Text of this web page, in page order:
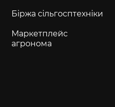
Біржа сільгосптехніки
Маркетплейс
агронома